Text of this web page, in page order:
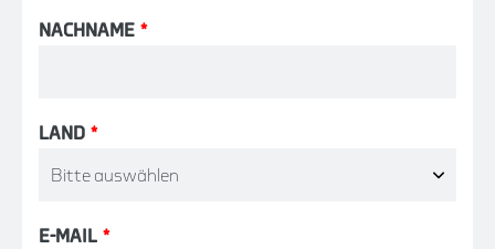
NACHNAME *
LAND *
E-MAIL *